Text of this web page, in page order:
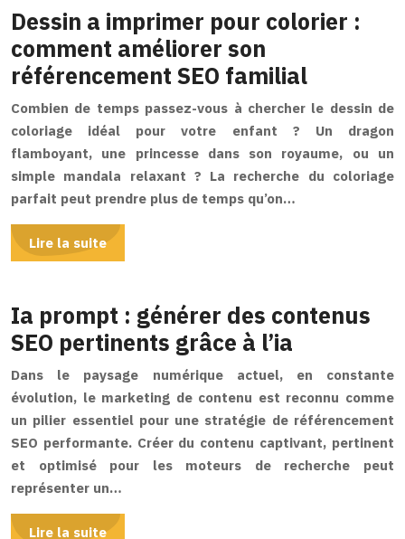
Dessin a imprimer pour colorier :
comment améliorer son
référencement SEO familial
Combien de temps passez-vous à chercher le dessin de
coloriage idéal pour votre enfant ? Un dragon
flamboyant, une princesse dans son royaume, ou un
simple mandala relaxant ? La recherche du coloriage
parfait peut prendre plus de temps qu’on…
Lire la suite
Ia prompt : générer des contenus
SEO pertinents grâce à l’ia
Dans le paysage numérique actuel, en constante
évolution, le marketing de contenu est reconnu comme
un pilier essentiel pour une stratégie de référencement
SEO performante. Créer du contenu captivant, pertinent
et optimisé pour les moteurs de recherche peut
représenter un…
Lire la suite